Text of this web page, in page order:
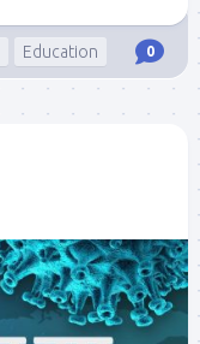
Education 0